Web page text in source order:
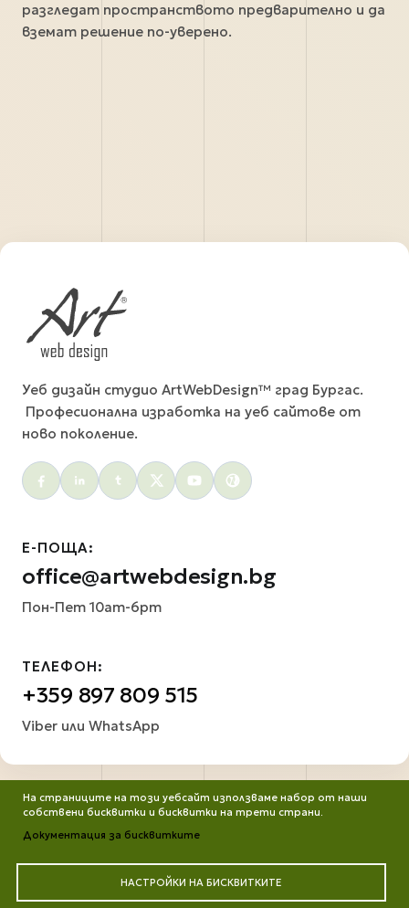
разгледат пространството предварително и да
вземат решение по-уверено.
Уеб дизайн студио ArtWebDesign™ град Бургас.
Професионална изработка на уеб сайтове от
ново поколение.
Social menu
На страниците на този уебсайт използваме набор от наши
собствени бисквитки и бисквитки на трети страни.
Документация за бисквитките
НАСТРОЙКИ НА БИСКВИТКИТЕ
Е-ПОЩА:
office@artwebdesign.bg
Пон-Пет 10am-6pm
ТЕЛЕФОН:
+359 897 809 515
Viber или WhatsApp
Всички права запазени. Работим от ©2013 до днес